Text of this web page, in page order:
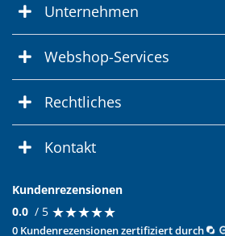
Unternehmen
Webshop-Services
Rechtliches
Kontakt
Kundenrezensionen
0.0 / 5 ★★★★★
★★★★★
0 Kundenrezensionen zertifiziert durch